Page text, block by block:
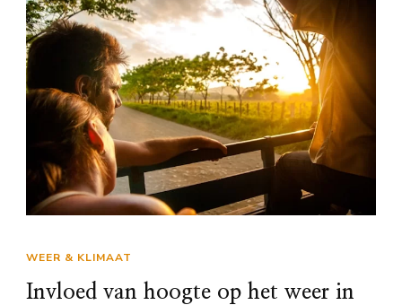
WEER & KLIMAAT
Invloed van hoogte op het weer in